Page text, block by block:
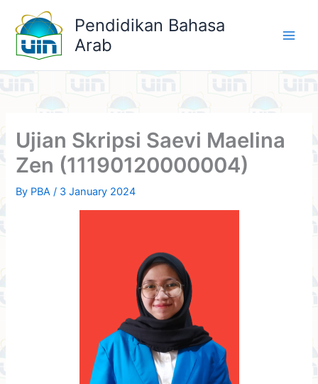
content
Pendidikan Bahasa
Arab
Ujian Skripsi Saevi Maelina
Zen (11190120000004)
By PBA/ 3 January 2024